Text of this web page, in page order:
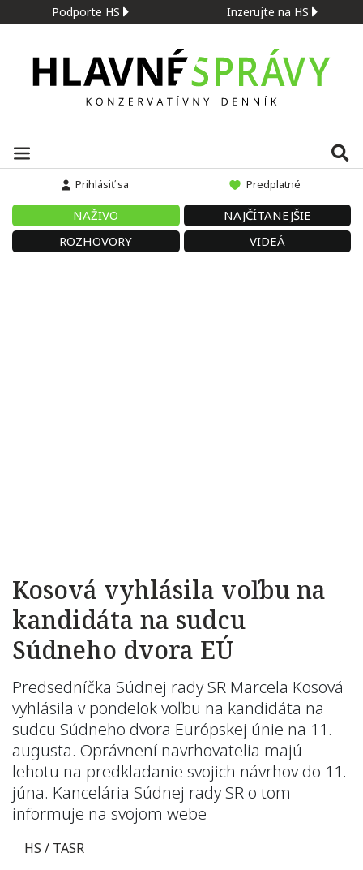
Podporte HS Inzerujte na HS
Prihlásiť sa Predplatné
NAŽIVO
NAJČÍTANEJŠIE
ROZHOVORY
VIDEÁ
Kosová vyhlásila voľbu na
kandidáta na sudcu
Súdneho dvora EÚ
Predsedníčka Súdnej rady SR Marcela Kosová
vyhlásila v pondelok voľbu na kandidáta na
sudcu Súdneho dvora Európskej únie na 11.
augusta. Oprávnení navrhovatelia majú
lehotu na predkladanie svojich návrhov do 11.
júna. Kancelária Súdnej rady SR o tom
informuje na svojom webe
HS / TASR